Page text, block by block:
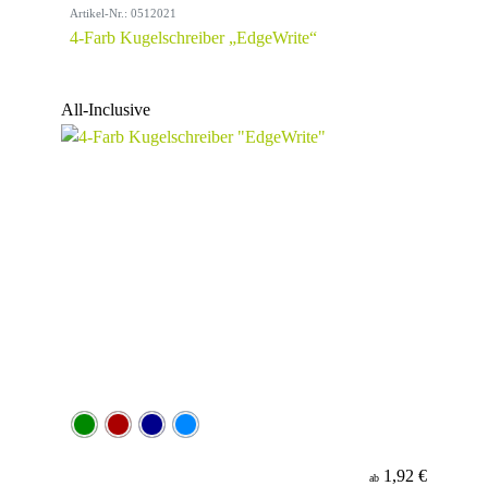
Artikel-Nr.: 0512021
4-Farb Kugelschreiber „EdgeWrite“
All-Inclusive
ab 1,92 €